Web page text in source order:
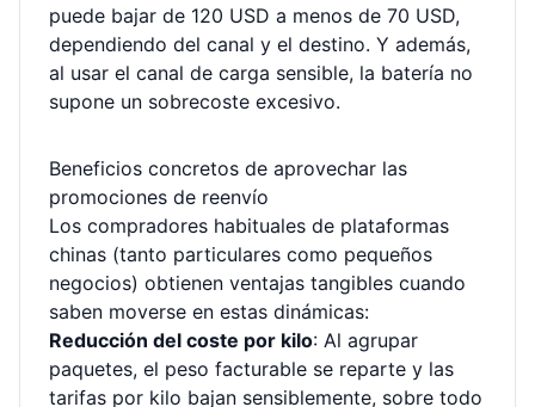
puede bajar de 120 USD a menos de 70 USD,
dependiendo del canal y el destino. Y además,
al usar el canal de carga sensible, la batería no
supone un sobrecoste excesivo.
Beneficios concretos de aprovechar las
promociones de reenvío
Los compradores habituales de plataformas
chinas (tanto particulares como pequeños
negocios) obtienen ventajas tangibles cuando
saben moverse en estas dinámicas:
Reducción del coste por kilo: Al agrupar
paquetes, el peso facturable se reparte y las
tarifas por kilo bajan sensiblemente, sobre todo